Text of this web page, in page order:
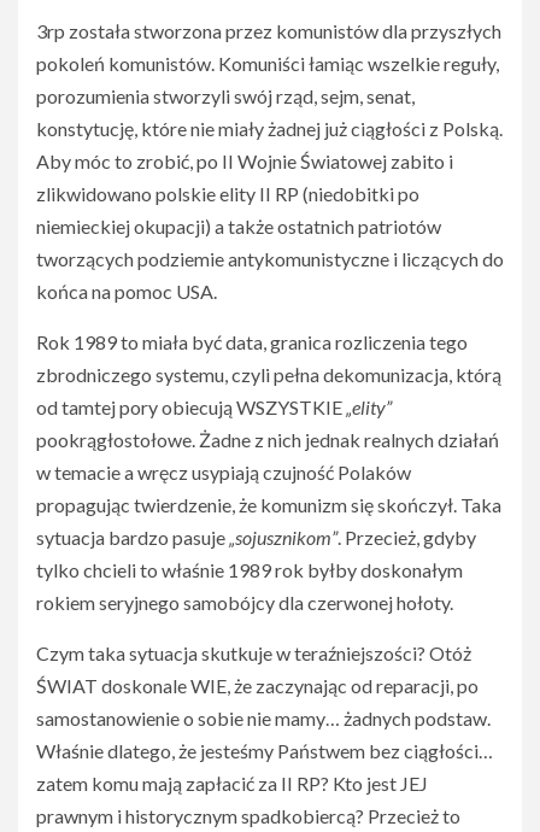
3rp została stworzona przez komunistów dla przyszłych
pokoleń komunistów. Komuniści łamiąc wszelkie reguły,
porozumienia stworzyli swój rząd, sejm, senat,
konstytucję, które nie miały żadnej już ciągłości z Polską.
Aby móc to zrobić, po II Wojnie Światowej zabito i
zlikwidowano polskie elity II RP (niedobitki po
niemieckiej okupacji) a także ostatnich patriotów
tworzących podziemie antykomunistyczne i liczących do
końca na pomoc USA.
Rok 1989 to miała być data, granica rozliczenia tego
zbrodniczego systemu, czyli pełna dekomunizacja, którą
od tamtej pory obiecują WSZYSTKIE„elity”
pookrągłostołowe. Żadne z nich jednak realnych działań
w temacie a wręcz usypiają czujność Polaków
propagując twierdzenie, że komunizm się skończył. Taka
sytuacja bardzo pasuje„sojusznikom”. Przecież, gdyby
tylko chcieli to właśnie 1989 rok byłby doskonałym
rokiem seryjnego samobójcy dla czerwonej hołoty.
Czym taka sytuacja skutkuje w teraźniejszości? Otóż
ŚWIAT doskonale WIE, że zaczynając od reparacji, po
samostanowienie o sobie nie mamy… żadnych podstaw.
Właśnie dlatego, że jesteśmy Państwem bez ciągłości…
zatem komu mają zapłacić za II RP? Kto jest JEJ
prawnym i historycznym spadkobiercą? Przecież to